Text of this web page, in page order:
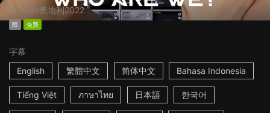
22m奧地利2022
限 免費
字幕
English
繁體中文 简体中文 Bahasa Indonesia
Tiếng Việt ภาษาไทย 日本語 한국어